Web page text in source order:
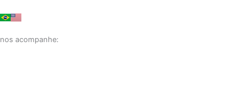
para
conteúdo
nos acompanhe: